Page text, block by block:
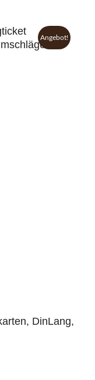
Angebot!
DinLang,